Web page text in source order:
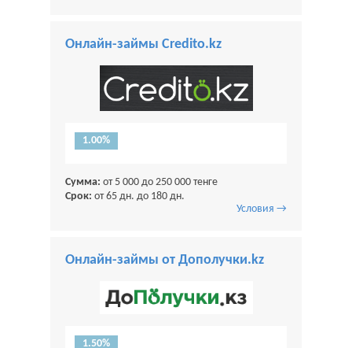
Онлайн-займы Credito.kz
1.00%
Сумма: от 5 000 до 250 000 тенге
Срок: от 65 дн. до 180 дн.
Условия →
Онлайн-займы от Дополучки.kz
1.50%